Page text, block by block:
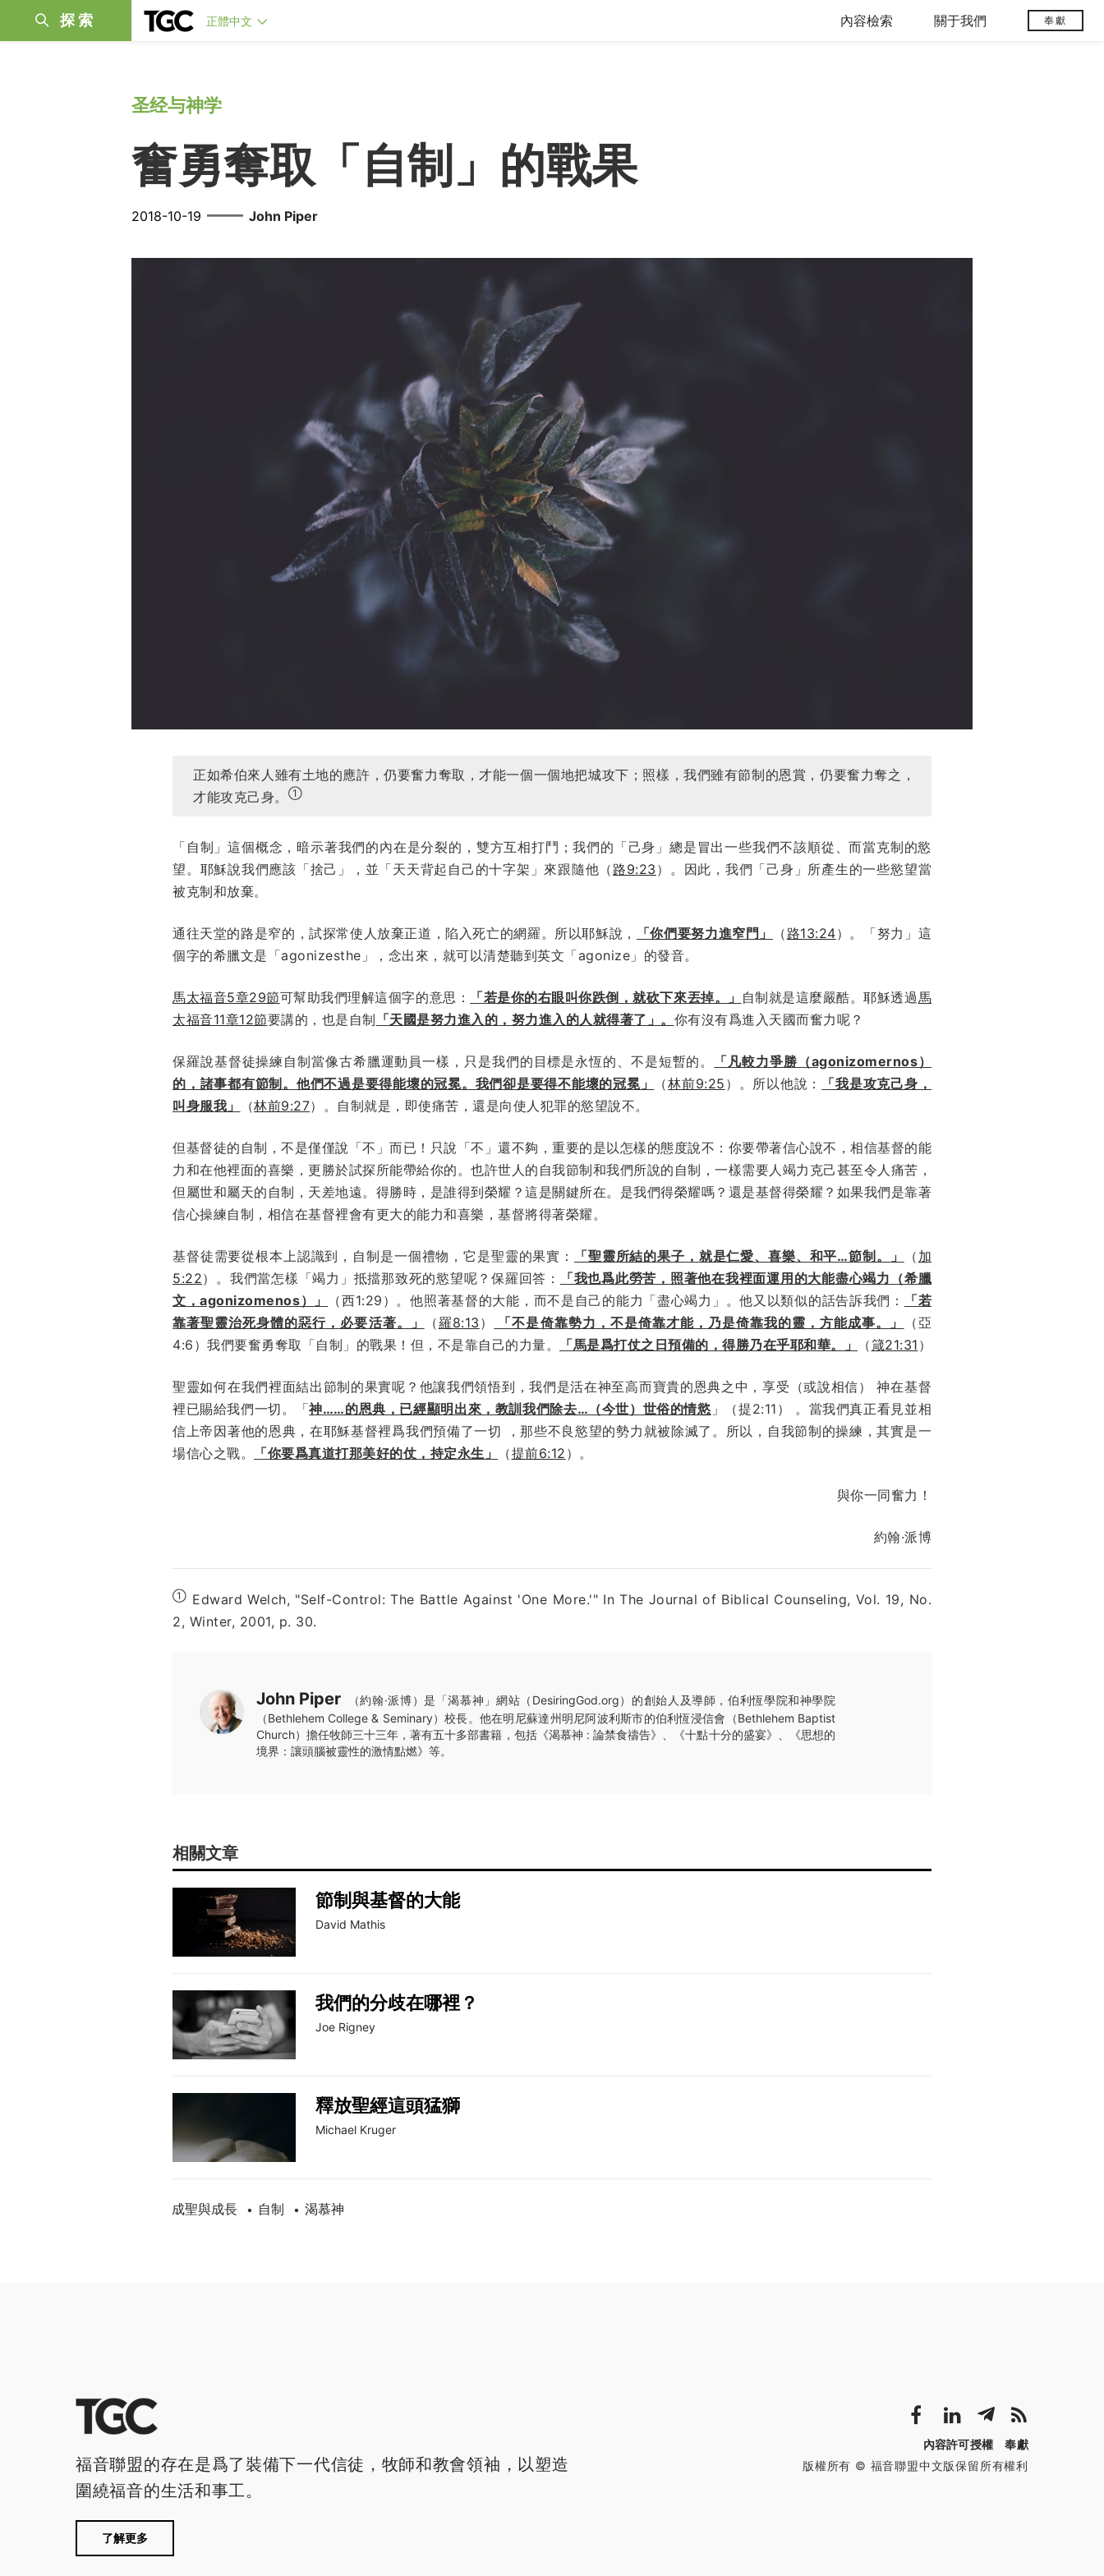
探索 正體中文 內容檢索 關于我們 奉獻
圣经与神学
奮勇奪取「自制」的戰果
2018-10-19 —— John Piper
正如希伯來人雖有土地的應許，仍要奮力奪取，才能一個一個地把城攻下；照樣，我們雖有節制的恩賞，仍要奮力奪之，
才能攻克己身。
①
「自制」這個概念，暗示著我們的內在是分裂的，雙方互相打鬥；我們的「己身」總是冒出一些我們不該順從、而當克制的慾
望。耶穌說我們應該「捨己」，並「天天背起自己的十字架」來跟隨他（ 路9:23 ）。因此，我們「己身」所產生的一些慾望當
被克制和放棄。
通往天堂的路是窄的，試探常使人放棄正道，陷入死亡的網羅。所以耶穌說， 「你們要努力進窄門」 （ 路13:24）。「努力」這
個字的希臘文是「agonizesthe」，念出來，就可以清楚聽到英文「agonize」的發音。
馬太福音5章29節可幫助我們理解這個字的意思： 「若是你的右眼叫你跌倒，就砍下來丟掉。」 自制就是這麼嚴酷。耶穌透過 馬
太福音11章12節要講的，也是自制 「天國是努力進入的，努力進入的人就得著了」。 你有沒有爲進入天國而奮力呢？
保羅說基督徒操練自制當像古希臘運動員一樣，只是我們的目標是永恆的、不是短暫的。
「凡較力爭勝（agonizomernos）
的，諸事都有節制。他們不過是要得能壞的冠冕。我們卻是要得不能壞的冠冕」
（林前9:25 ）。所以他說：
「我是攻克己身，
叫身服我」
（林前9:27）。自制就是，即使痛苦，還是向使人犯罪的慾望說不。
但基督徒的自制，不是僅僅說「不」而已！只說「不」還不夠，重要的是以怎樣的態度說不：你要帶著信心說不，相信基督的能
力和在他裡面的喜樂，更勝於試探所能帶給你的。也許世人的自我節制和我們所說的自制，一樣需要人竭力克己甚至令人痛苦，
但屬世和屬天的自制，天差地遠。得勝時，是誰得到榮耀？這是關鍵所在。是我們得榮耀嗎？還是基督得榮耀？如果我們是靠著
信心操練自制，相信在基督裡會有更大的能力和喜樂，基督將得著榮耀。
基督徒需要從根本上認識到，自制是一個禮物，它是聖靈的果實： 「聖靈所結的果子，就是仁愛、喜樂、和平…節制。」 （ 加
5:22）。我們當怎樣「竭力」抵擋那致死的慾望呢？保羅回答：
「我也爲此勞苦，照著他在我裡面運用的大能盡心竭力（希臘
文，agonizomenos）」
（西1:29）。他照著基督的大能，而不是自己的能力「盡心竭力」。他又以類似的話告訴我們：
「若
靠著聖靈治死身體的惡行，必要活著。」
（羅8:13 ） 「不是倚靠勢力，不是倚靠才能，乃是倚靠我的靈，方能成事。」
（亞
4:6）我們要奮勇奪取「自制」的戰果！但，不是靠自己的力量。
「馬是爲打仗之日預備的，得勝乃在乎耶和華。」 （箴21:31 ）
聖靈如何在我們裡面結出節制的果實呢？他讓我們領悟到，我們是活在神至高而寶貴的恩典之中，享受（或說相信） 神在基督
裡已賜給我們一切。「神……的恩典，已經顯明出來，教訓我們除去…（今世）世俗的情慾 」（提2:11） 。當我們真正看見並相
信上帝因著他的恩典，在耶穌基督裡爲我們預備了一切 ，那些不良慾望的勢力就被除滅了。所以，自我節制的操練，其實是一
場信心之戰。
「你要爲真道打那美好的仗，持定永生」 （提前6:12 ）。
與你一同奮力！
約翰·派博
① Edward Welch, "Self-Control: The Battle Against 'One More.'" In The Journal of Biblical Counseling, Vol. 19, No.
2, Winter, 2001, p. 30.
John Piper
（約翰·派博）是「渴慕神」網站（DesiringGod.org）的創始人及導師，伯利恆學院和神學院
（Bethlehem College & Seminary）校長。他在明尼蘇達州明尼阿波利斯市的伯利恆浸信會（Bethlehem Baptist
Church）擔任牧師三十三年，著有五十多部書籍，包括《渴慕神 : 論禁食禱告》、《十點十分的盛宴》、《思想的
境界：讓頭腦被靈性的激情點燃》等。
相關文章
節制與基督的大能
David Mathis
我們的分歧在哪裡？
Joe Rigney
釋放聖經這頭猛獅
Michael Kruger
成聖與成長 • 自制 • 渴慕神
福音聯盟的存在是爲了裝備下一代信徒，牧師和教會領袖，以塑造
圍繞福音的生活和事工。
了解更多
內容許可授權
奉獻
版權所有 © 福音聯盟中文版保留所有權利